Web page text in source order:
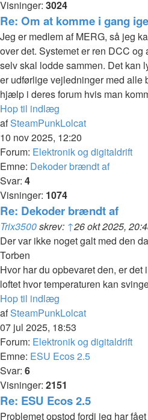
Visninger: 3024
Re: Om at komme i gang
Jeg er medlem af MERG, så jeg
over det. Systemet er ren DCC
selv skal lodde sammen. Det kan
er udførlige vejledninger med alle
hjælp i deres forum hvis man
Hop til indlæg
afSteamPunkLolcat
10 nov 2025, 12:20
Forum: Elektronik og digitaldrift
Emne: Dekoder brændt af
Svar: 4
Visninger: 1074
Re: Dekoder brændt af
Trix3500skrev: ↑26 okt 2025,
Der var ikke noget galt med den
Torben
Hvor har du opbevaret den, er
loftet hvor temperaturen kan
Hop til indlæg
afSteamPunkLolcat
07 jul 2025, 18:53
Forum: Elektronik og digitaldrift
Emne: ESU Ecos 2.5
Svar: 6
Visninger: 2151
Re: ESU Ecos 2.5
Problemet opstod fordi jeg har